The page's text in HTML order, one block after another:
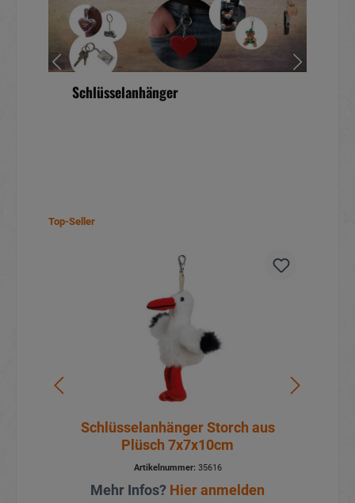
Schlüsselanhänger
Top-Seller
Schlüsselanhänger Storch aus
Plüsch 7x7x10cm
Artikelnummer:35616
Mehr Infos? Hier anmelden